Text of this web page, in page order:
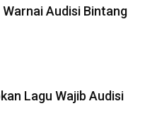
Audisi Bintang
Lagu Wajib Audisi